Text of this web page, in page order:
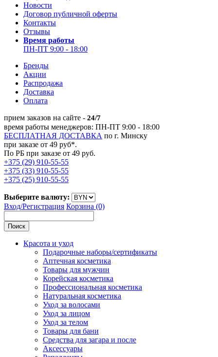
Новости
Договор публичной оферты
Контакты
Отзывы
Время работы
ПН-ПТ 9:00 - 18:00
Бренды
Акции
Распродажа
Доставка
Оплата
прием заказов на сайте - 24/7
время работы менеджеров: ПН-ПТ 9:00 - 18:00
БЕСПЛАТНАЯ ДОСТАВКА по г. Минску
при заказе от 49 руб*.
По РБ при заказе от 49 руб.
+375 (29) 910-55-55
+375 (33) 910-55-55
+375 (25) 910-55-55
Выберите валюту:
Вход/Регистрация Корзина (0)
Поиск
Красота и уход
Подарочные наборы/сертификаты
Аптечная косметика
Товары для мужчин
Корейская косметика
Профессиональная косметика
Натуральная косметика
Уход за волосами
Уход за лицом
Уход за телом
Товары для бани
Средства для загара и после
Аксессуары